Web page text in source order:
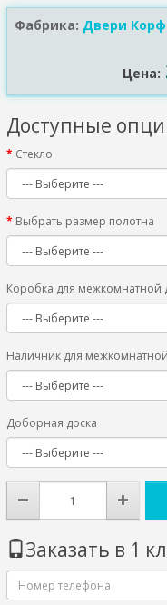
Фабрика: Двери
Цена:
Доступные
Стекло
Выбрать размер полотна
Коробка для межкомнатной
Наличник для
Доборная доска
Заказать в 1